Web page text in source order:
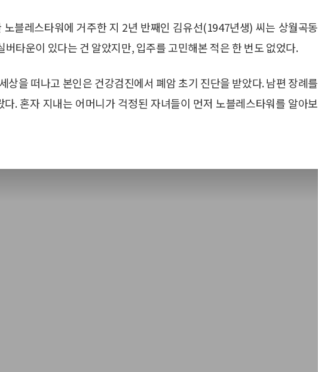
블레스타워에 거주한 지 2년 반째인 김유선(1947년생) 씨는 상월곡동
버타운이 있다는 건 알았지만, 입주를 고민해본 적은 한 번도 없었다.
상을 떠나고 본인은 건강검진에서 폐암 초기 진단을 받았다. 남편 장례를
. 혼자 지내는 어머니가 걱정된 자녀들이 먼저 노블레스타워를 알아보